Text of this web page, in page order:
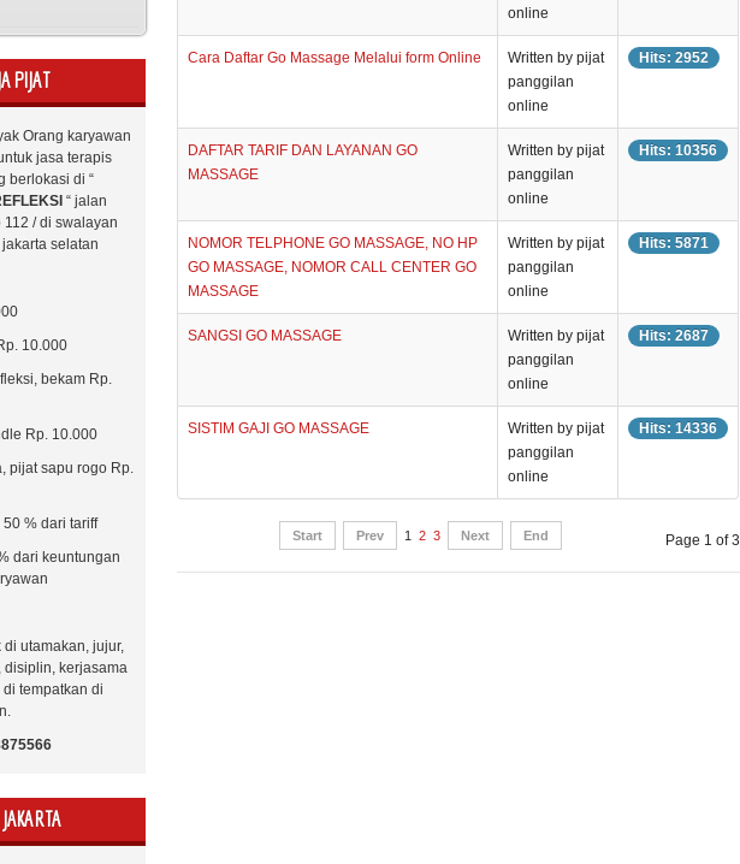
online
Cara Daftar Go Massage Melalui form Online
Written by pijat
panggilan
online
Hits: 2952
DAFTAR TARIF DAN LAYANAN GO
MASSAGE
Written by pijat
panggilan
online
Hits: 10356
NOMOR TELPHONE GO MASSAGE, NO HP
GO MASSAGE, NOMOR CALL CENTER GO
MASSAGE
Written by pijat
panggilan
online
Hits: 5871
SANGSI GO MASSAGE
Written by pijat
panggilan
online
Hits: 2687
SISTIM GAJI GO MASSAGE
Written by pijat
panggilan
online
Hits: 14336
Page 1 of 3
Start Prev 1 2 3 Next End
PIJAT
Orang karyawan
jasa terapis
berlokasi di “
“ jalan
/ di swalayan
selatan
10.000
bekam Rp.
Rp. 10.000
pijat sapu rogo Rp.
50 % dari tariff
dari keuntungan
di utamakan, jujur,
disiplin, kerjasama
tempatkan di